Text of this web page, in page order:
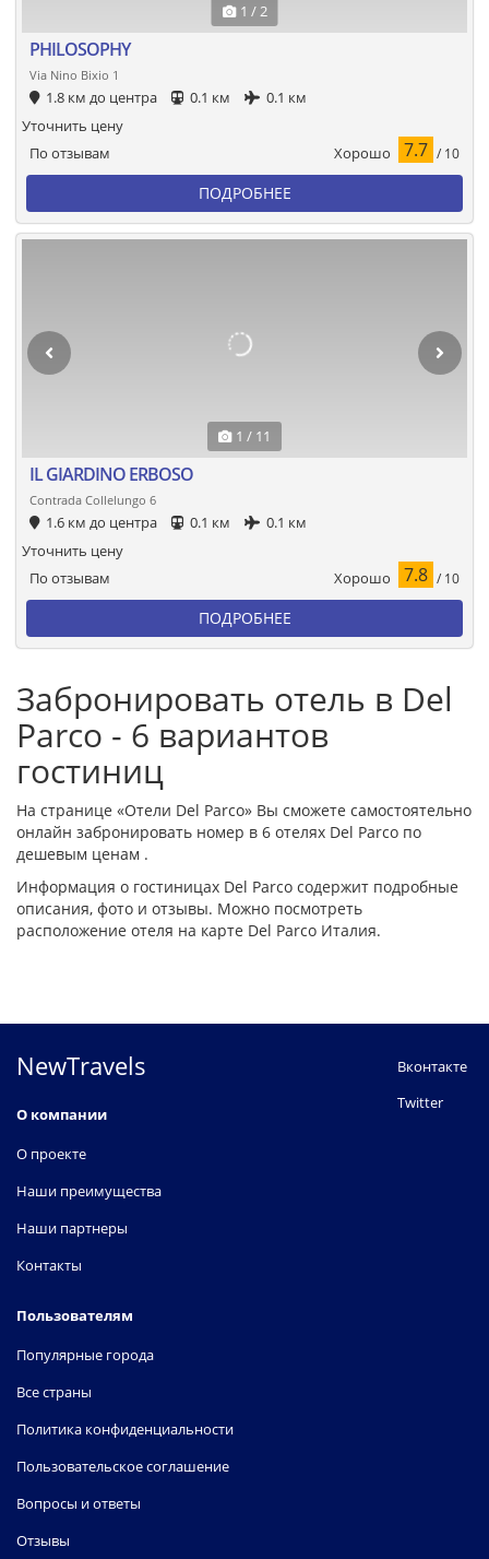
1 / 2
PHILOSOPHY
Via Nino Bixio 1
1.8 км до центра 0.1 км 0.1 км
По отзывам Хорошо 7.7 / 10
Уточнить цену
ПОДРОБНЕЕ
1 / 11
IL GIARDINO ERBOSO
Contrada Collelungo 6
1.6 км до центра 0.1 км 0.1 км
По отзывам Хорошо 7.8 / 10
Уточнить цену
ПОДРОБНЕЕ
Забронировать отель в Del
Parco - 6 вариантов
гостиниц
На странице «Отели Del Parco» Вы сможете самостоятельно
онлайн забронировать номер в 6 отелях Del Parco по
дешевым ценам .
Информация о гостиницах Del Parco содержит подробные
описания, фото и отзывы. Можно посмотреть
расположение отеля на карте Del Parco Италия.
NewTravels
О компании
О проекте
Наши преимущества
Наши партнеры
Контакты
Пользователям
Популярные города
Все страны
Политика конфиденциальности
Пользовательское соглашение
Вопросы и ответы
Отзывы
Вконтакте
Twitter